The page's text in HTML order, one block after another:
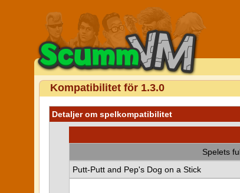
Kompatibilitet för 1.3.0
Detaljer om spelkompatibilitet
Spelets
Putt-Putt and Pep's Dog on a Stick